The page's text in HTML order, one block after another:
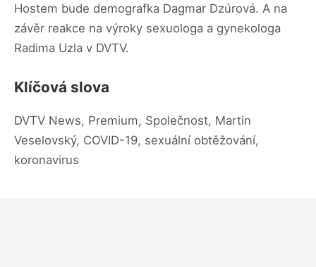
Hostem bude demografka Dagmar Dzúrová. A na
závěr reakce na výroky sexuologa a gynekologa
Radima Uzla v DVTV.
Klíčová slova
DVTV News, Premium, Společnost, Martin
Veselovský, COVID-19, sexuální obtěžování,
koronavirus